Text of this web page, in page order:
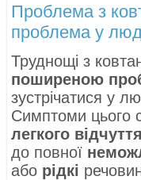
Проблема з
проблема у
Труднощі з
поширеною
зустрічатися у
Симптоми цього
легкого
до повної
або рідкі